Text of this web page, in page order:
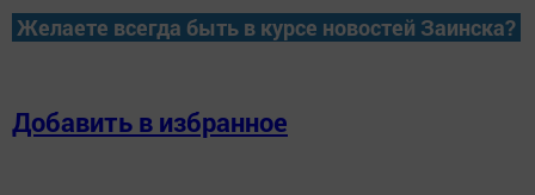
Желаете всегда быть в курсе новостей Заинска?
Добавить в избранное